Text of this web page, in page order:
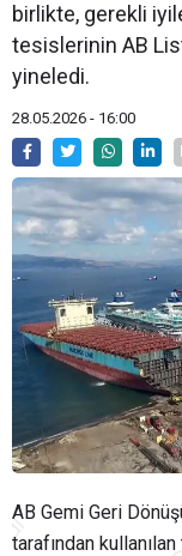
birlikte, gerekli
tesislerinin AB
yineledi.
28.05.2026 - 16:00
AB Gemi Geri
tarafından